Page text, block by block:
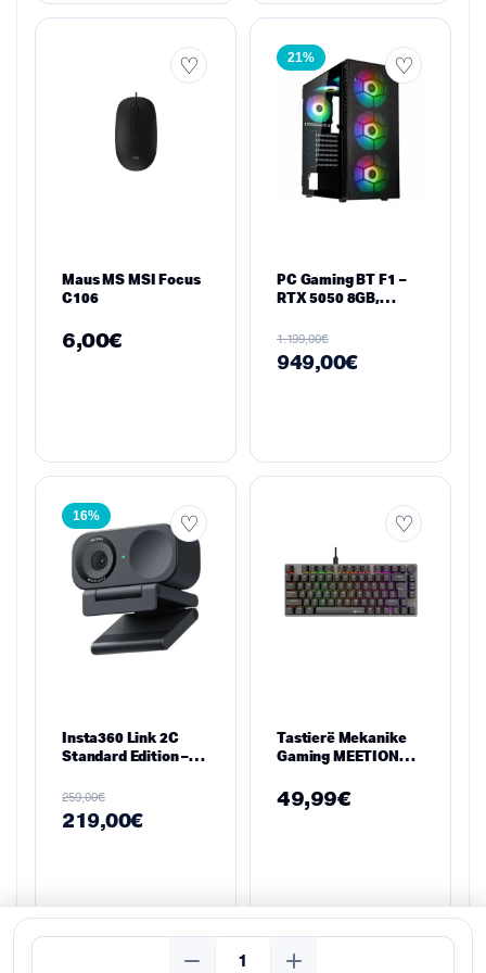
Maus MS MSI Focus
C106
6,00€
21%
PC Gaming BT F1 –
RTX 5050 8GB,
RAM, 512GB SSD
1.199,00€
949,00€
16%
Insta360 Link 2C
Standard Edition –
Graphite Edition
259,00€
219,00€
Tastierë Mekanike
Gaming MEETION
Switch, USB, e Zezë)
49,99€